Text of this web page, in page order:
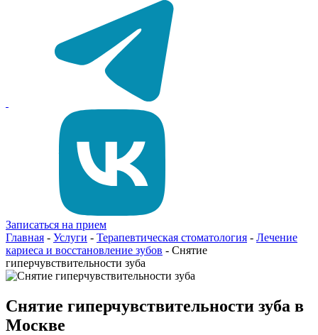
Записаться на прием
Главная - Услуги - Терапевтическая стоматология - Лечение
кариеса и восстановление зубов - Снятие
гиперчувствительности зуба
Снятие гиперчувствительности зуба в
Москве